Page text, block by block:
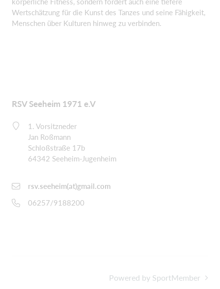
Wertschätzung für die Kunst des Tanzes und seine Fähigkeit,
Menschen über Kulturen hinweg zu verbinden.
RSV Seeheim 1971 e.V
1. Vorsitzneder
Jan Roßmann
Schloßstraße 17b
64342 Seeheim-Jugenheim
rsv.seeheim(at)gmail.com
06257/9188200
Powered by SportMember